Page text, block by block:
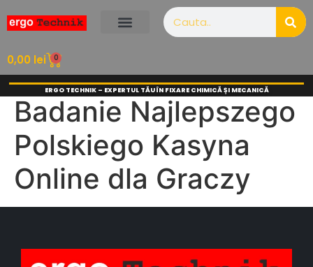
0,00 lei 0
ERGO TECHNIK – EXPERTUL TĂU ÎN FIXARE CHIMICĂ ȘI MECANICĂ
Badanie Najlepszego
Polskiego Kasyna
Online dla Graczy